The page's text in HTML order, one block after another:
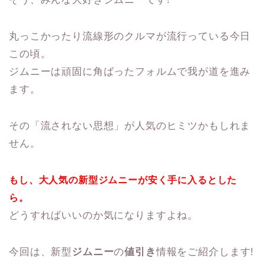
丸っこかったり流線形のクルマが流行っている今日
この頃。
ジムニーは頑固に角ばったフォルムで我が道を進み
ます。
その「流されない思想」が人気のヒミツかもしれま
せん。
もし、大人気の新型ジムニーが安く手に入るとした
ら。
どうすればいいのか気になりますよね。
今回は、新型 ジムニーの値引き情報をご紹介します!